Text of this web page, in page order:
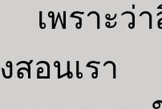
เพราะว่า
งสอนเรา